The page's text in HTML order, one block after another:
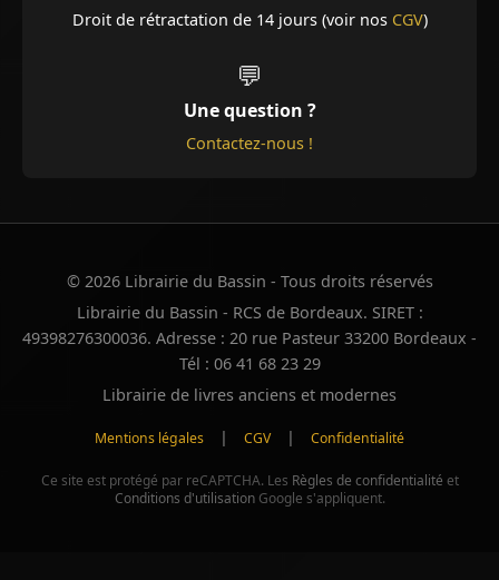
Droit de rétractation de 14 jours (voir nos CGV)
💬
Une question ?
Contactez-nous !
© 2026 Librairie du Bassin - Tous droits réservés
Librairie du Bassin - RCS de Bordeaux. SIRET :
49398276300036. Adresse : 20 rue Pasteur 33200 Bordeaux -
Tél : 06 41 68 23 29
Librairie de livres anciens et modernes
Mentions légales | CGV | Confidentialité
Ce site est protégé par reCAPTCHA. Les Règles de confidentialité et
Conditions d'utilisationGoogle s'appliquent.